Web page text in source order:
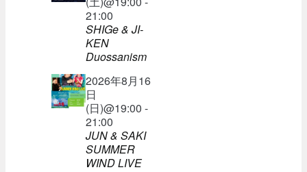
21:00
SHIGe & JI-
KEN
Duossanism
2026年8月16
日
(日)@19:00 -
21:00
JUN & SAKI
SUMMER
WIND LIVE